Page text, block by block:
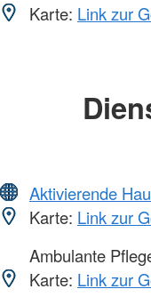
Karte: Link zur
Aktivierende
Karte: Link zur
Ambulante
Karte: Link zur